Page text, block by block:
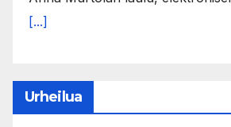
[...]
Urheilua